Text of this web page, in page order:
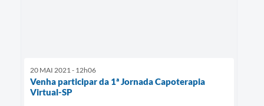
20 MAI 2021 - 12h06
Venha participar da 1ª Jornada Capoterapia
Virtual-SP